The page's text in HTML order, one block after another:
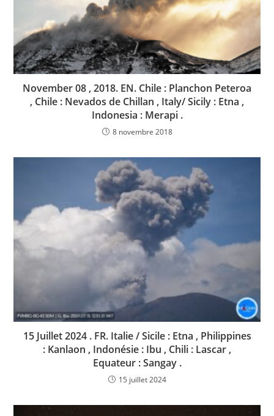
November 08 , 2018. EN. Chile : Planchon Peteroa
, Chile : Nevados de Chillan , Italy/ Sicily : Etna ,
Indonesia : Merapi .
8 novembre 2018
15 Juillet 2024 . FR. Italie / Sicile : Etna , Philippines
: Kanlaon , Indonésie : Ibu , Chili : Lascar ,
Equateur : Sangay .
15 juillet 2024